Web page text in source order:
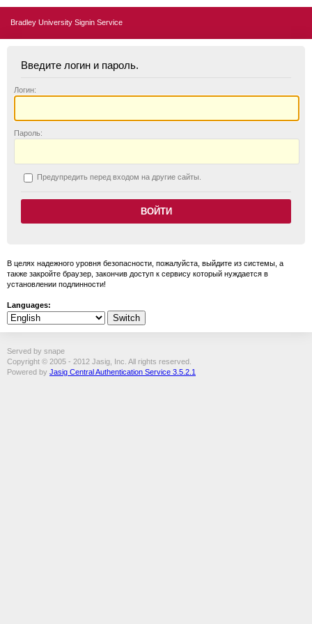
Bradley University Signin Service
Введите логин и пароль.
Логин:
Пароль:
Предупредить перед входом на другие сайты.
В целях надежного уровня безопасности, пожалуйста, выйдите из системы, а
также закройте браузер, закончив доступ к сервису который нуждается в
установлении подлинности!
Languages:
Served by snape
Copyright © 2005 - 2012 Jasig, Inc. All rights reserved.
Powered by Jasig Central Authentication Service 3.5.2.1